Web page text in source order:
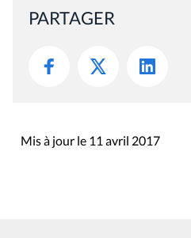
PARTAGER
Mis à jour le 11 avril 2017